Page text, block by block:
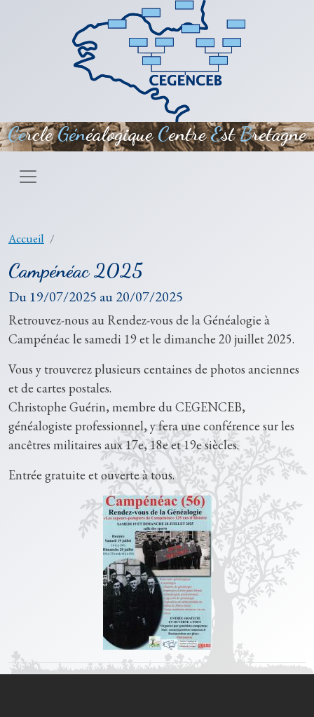
Aller au contenu principal
CercleGénéalogiqueCentreEstBretagne
Accueil
Campénéac 2025
Du19/07/2025 au20/07/2025
Retrouvez-nous au Rendez-vous de la Généalogie à
Campénéac le samedi 19 et le dimanche 20 juillet 2025.
Vous y trouverez plusieurs centaines de photos anciennes
et de cartes postales.
Christophe Guérin, membre du CEGENCEB,
généalogiste professionnel, y fera une conférence sur les
ancêtres militaires aux 17e, 18e et 19e siècles.
Entrée gratuite et ouverte à tous.